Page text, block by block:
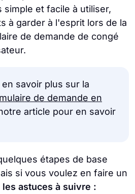
et facile à utiliser,
à garder à l'esprit lors de la
de demande de congé
savoir plus sur la
de demande en
article pour en savoir
étapes de base
si vous voulez en faire un
astuces à suivre :